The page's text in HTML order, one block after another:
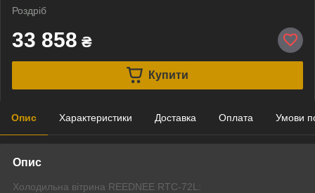
Роздріб
33 858 ₴
Купити
Опис Характеристики Доставка Оплата Умови
Опис
Холодильна вітрина REEDNEE RTC-72L: